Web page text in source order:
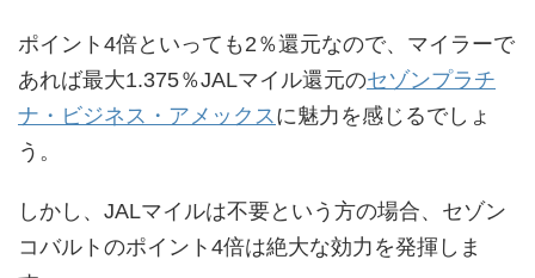
ポイント4倍といっても2％還元なので、マイラーで
あれば最大1.375％JALマイル還元のセゾンプラチ
ナ・ビジネス・アメックス に魅力を感じるでしょ
う。
しかし、JALマイルは不要という方の場合、セゾン
コバルトのポイント4倍は絶大な効力を発揮しま